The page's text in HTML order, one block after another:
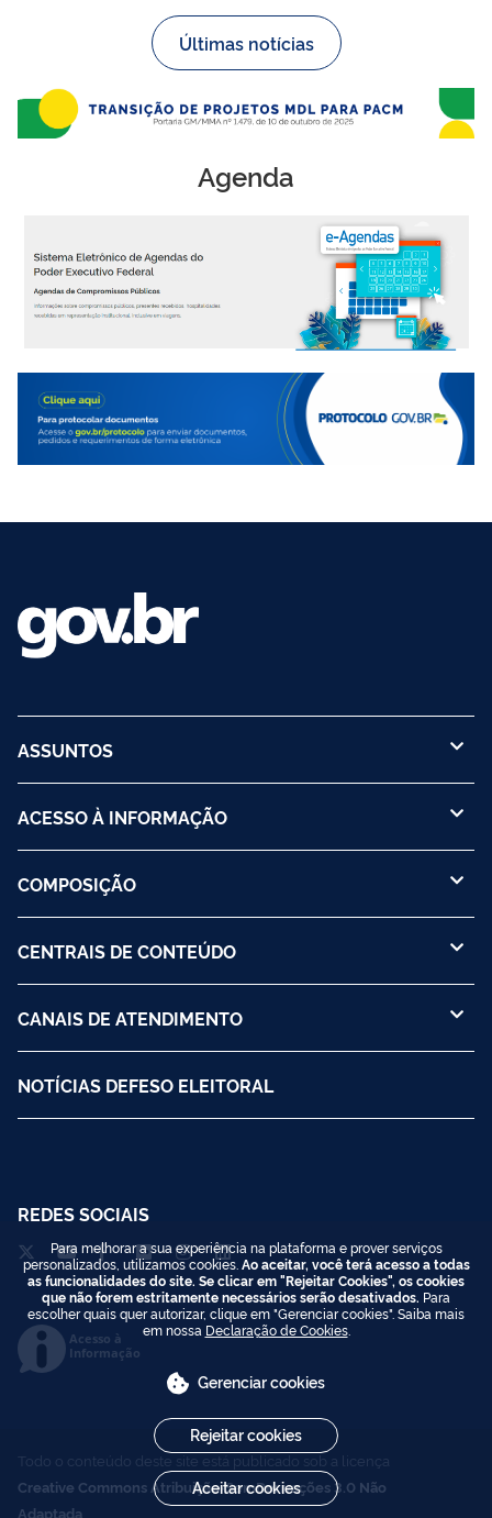
Últimas notícias
Agenda
ASSUNTOS
ACESSO À INFORMAÇÃO
COMPOSIÇÃO
CENTRAIS DE CONTEÚDO
CANAIS DE ATENDIMENTO
NOTÍCIAS DEFESO ELEITORAL
REDES SOCIAIS
Acesso à
Informação
Todo o conteúdo deste site está publicado sob a licença
Creative Commons Atribuição-SemDerivações 3.0 Não
Adaptada
Para melhorar a sua experiência na plataforma e prover serviços
personalizados, utilizamos cookies. Ao aceitar, você terá acesso a todas
as funcionalidades do site. Se clicar em "Rejeitar Cookies", os cookies
que não forem estritamente necessários serão desativados. Para
escolher quais quer autorizar, clique em "Gerenciar cookies". Saiba mais
em nossa Declaração de Cookies.
Gerenciar cookies
Rejeitar cookies
Aceitar cookies